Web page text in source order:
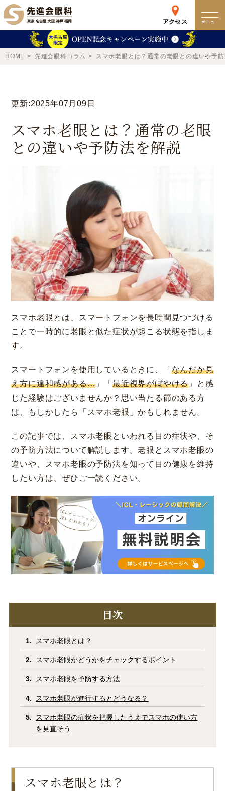
アクセス メニュー
0120-049-113
受付時間 10:00-19:00
クリニック案内
手術・料金 アフターケア
ドクター紹介 よくあるご質問
コラム お知らせ
学会発表 / 論文 /
報道・メディア出演
ホーム
採用情報
サイトマップ プライバシーポリシー
手術キャンセルポリシー
クリニック
Web予約
大阪 梅田本院
大阪市北区梅田
詳細 Web予約
福岡 天神
福岡市中央区天神
詳細 Web予約
先進会眼科 福岡飯塚
福岡県飯塚市川津
[提携]札幌かとう眼
科
北海道札幌市東区
田眼科
鹿児島市中央町
寺院
大阪市天王寺区
HOME 先進会眼科コラム スマホ老眼とは？通常の老眼との違いや予
更新:2025年07月09日
スマホ老眼とは？通常の老眼
との違いや予防法を解説
スマホ老眼とは、スマートフォンを長時間見つづける
ことで一時的に老眼と似た症状が起こる状態を指しま
す。
スマートフォンを使用しているときに、「 なんだか見
え方に違和感がある… 」「 最近視界がぼやける 」と感
じた経験はございませんか？思い当たる節のある方
は、もしかしたら「スマホ老眼」かもしれません。
この記事では、スマホ老眼といわれる目の症状や、そ
の予防方法について解説します。老眼とスマホ老眼の
違いや、スマホ老眼の予防法を知って目の健康を維持
したい方は、ぜひご一読ください。
目次
スマホ老眼とは？
スマホ老眼かどうかをチェックするポイント
スマホ老眼を予防する方法
スマホ老眼が進行するとどうなる？
スマホ老眼の症状を把握したうえでスマホの使い方
を見直そう
スマホ老眼とは？